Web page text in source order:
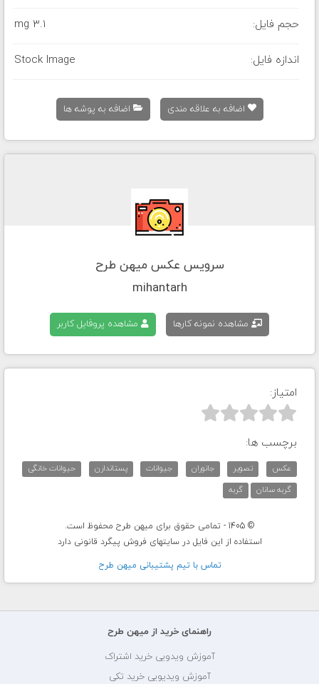
حجم فایل: 3.1 mg
اندازه فایل: Stock Image
اضافه به علاقه مندی اضافه به پوشه ها
سرویس عکس میهن طرح
mihantarh
مشاهده نمونه کارها مشاهده پروفایل کاربر
امتیاز:



برچسب ها:
عکس تصویر جانوران جیوانات پستاندارن
حیوانات خانگی
گربه سانان
گربه
© 1405 - تمامی حقوق برای میهن طرح محفوظ است.
استفاده از این فایل در سایتهای فروش پیگرد قانونی دارد
تماس با تيم پشتيبانی ميهن طرح
راهنمای خرید از میهن طرح
آموزش ویدویی خرید اشتراک
آموزش ویدیویی خرید تکی